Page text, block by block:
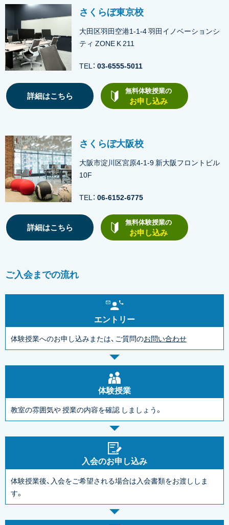
さくらぼ東京校
大田区羽田空港1-1-4 羽田イノベーションシ
ティ ZONE K 211
TEL： 03-6555-5011
詳細はこちら 無料体験授業の
お申し込み
さくらぼ大阪校
大阪市淀川区宮原4-1-9 新大阪フロントビル
10F
TEL： 06-6152-6775
詳細はこちら 無料体験授業の
お申し込み
ご入会までの流れ
エントリー
体験授業へのお申し込みまたは、ご質問のお問い合わせ
体験授業
教室の雰囲気や授業の内容を確認 しましょう。
入会のお申し込み
体験授業後、入会をご希望される場合は入会書類をお渡ししま
す。